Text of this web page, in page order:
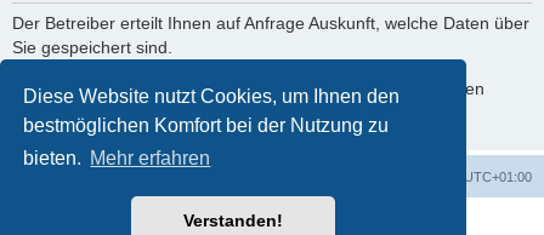
Diese Website nutzt Cookies, um Ihnen den
bestmöglichen Komfort bei der Nutzung zu
bieten. Mehr erfahren
Verstanden!
Der Betreiber erteilt Ihnen auf Anfrage Auskunft, welche Daten über
Sie gespeichert sind.
Sie können jederzeit die Löschung bzw. Sperrung Ihrer Daten
verlangen. Kontaktieren Sie hierzu bitte den Betreiber.
UTC+01:00
Powered byphpBB® Forum Software © phpBB Limited